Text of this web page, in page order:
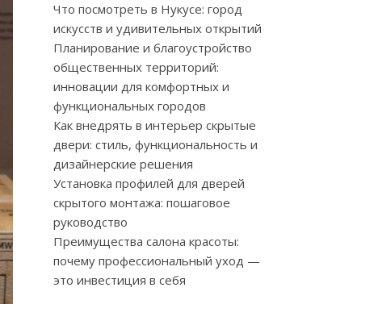
Что посмотреть в Нукусе: город
искусств и удивительных открытий
Планирование и благоустройство
общественных территорий:
инновации для комфортных и
функциональных городов
Как внедрять в интерьер скрытые
двери: стиль, функциональность и
дизайнерские решения
Установка профилей для дверей
скрытого монтажа: пошаговое
руководство
Преимущества салона красоты:
почему профессиональный уход —
это инвестиция в себя